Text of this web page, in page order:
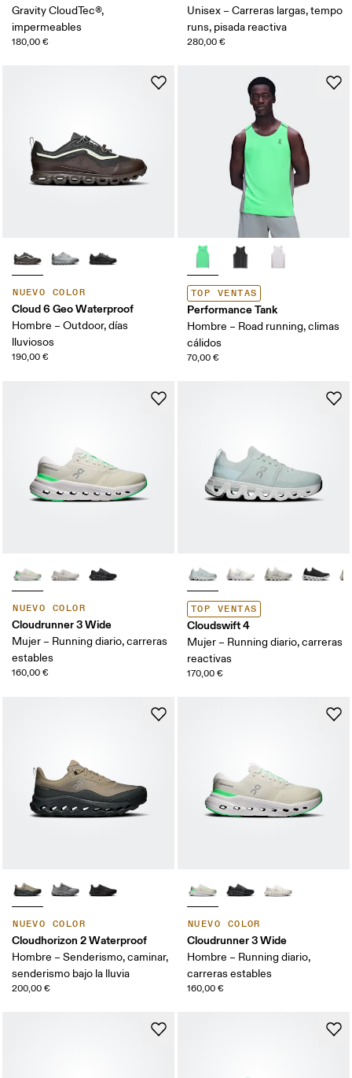
Gravity CloudTec®,
impermeables
180,00 €
Unisex – Carreras largas, tempo
runs, pisada reactiva
280,00 €
NUEVO COLOR
Cloud 6 Geo Waterproof
Hombre – Outdoor, días
lluviosos
190,00 €
TOP VENTAS
Performance Tank
Hombre – Road running, climas
cálidos
70,00 €
NUEVO COLOR
Cloudrunner 3 Wide
Mujer – Running diario, carreras
estables
160,00 €
TOP VENTAS
Cloudswift 4
Mujer – Running diario, carreras
reactivas
170,00 €
NUEVO COLOR
Cloudhorizon 2 Waterproof
Hombre – Senderismo, caminar,
senderismo bajo la lluvia
200,00 €
NUEVO COLOR
Cloudrunner 3 Wide
Hombre – Running diario,
carreras estables
160,00 €